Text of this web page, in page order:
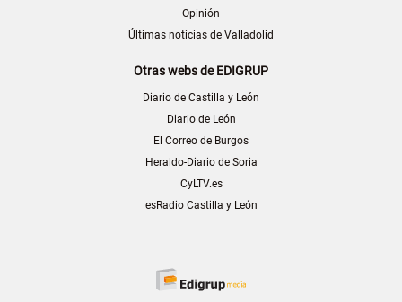
Opinión
Últimas noticias de Valladolid
Otras webs de EDIGRUP
Diario de Castilla y León
Diario de León
El Correo de Burgos
Heraldo-Diario de Soria
CyLTV.es
esRadio Castilla y León